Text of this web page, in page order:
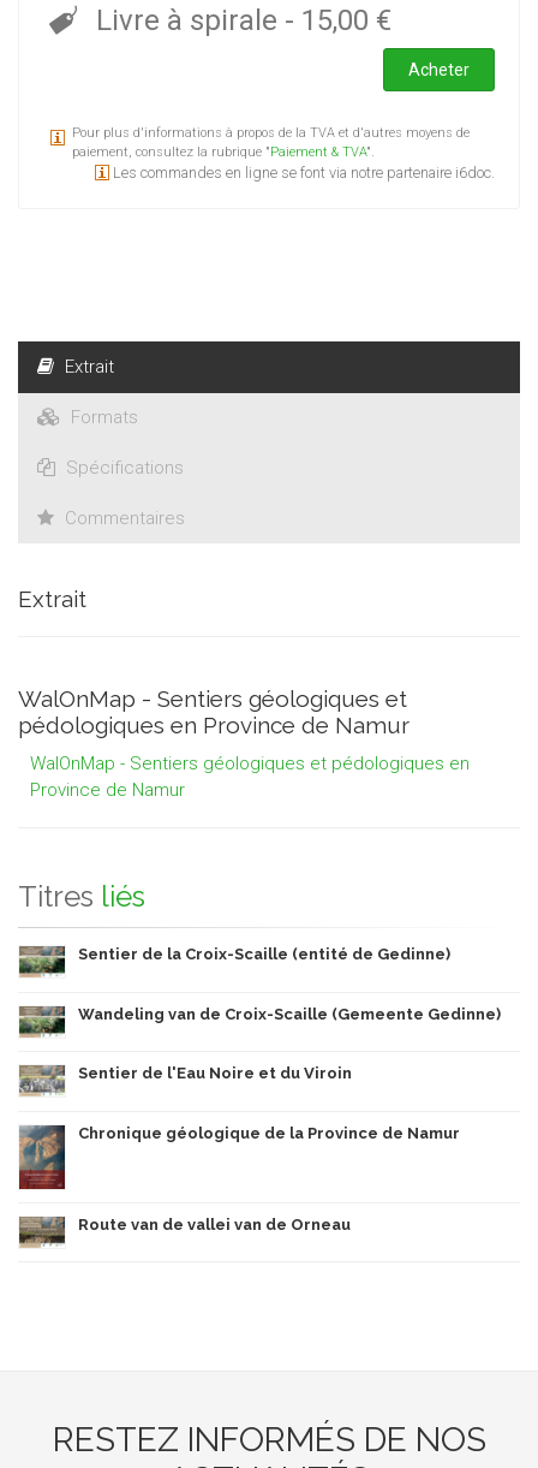
Livre à spirale - 15,00 €
Acheter
Pour plus d'informations à propos de la TVA et d'autres moyens de
paiement, consultez la rubrique "Paiement & TVA".
Les commandes en ligne se font via notre partenaire i6doc.
Extrait
Formats
Spécifications
Commentaires
Extrait
WalOnMap - Sentiers géologiques et
pédologiques en Province de Namur
WalOnMap - Sentiers géologiques et pédologiques en
Province de Namur
Titres liés
Sentier de la Croix-Scaille (entité de Gedinne)
Wandeling van de Croix-Scaille (Gemeente Gedinne)
Sentier de l'Eau Noire et du Viroin
Chronique géologique de la Province de Namur
Route van de vallei van de Orneau
RESTEZ INFORMÉS DE NOS